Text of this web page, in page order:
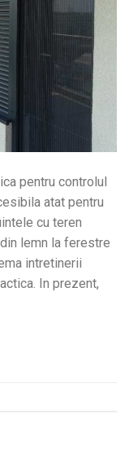
pentru controlul
atat pentru
cu teren
lemn la ferestre
intretinerii
In prezent,